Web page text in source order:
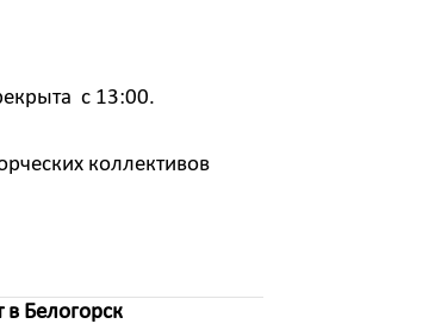
с 13:00.
коллективов
Белогорск